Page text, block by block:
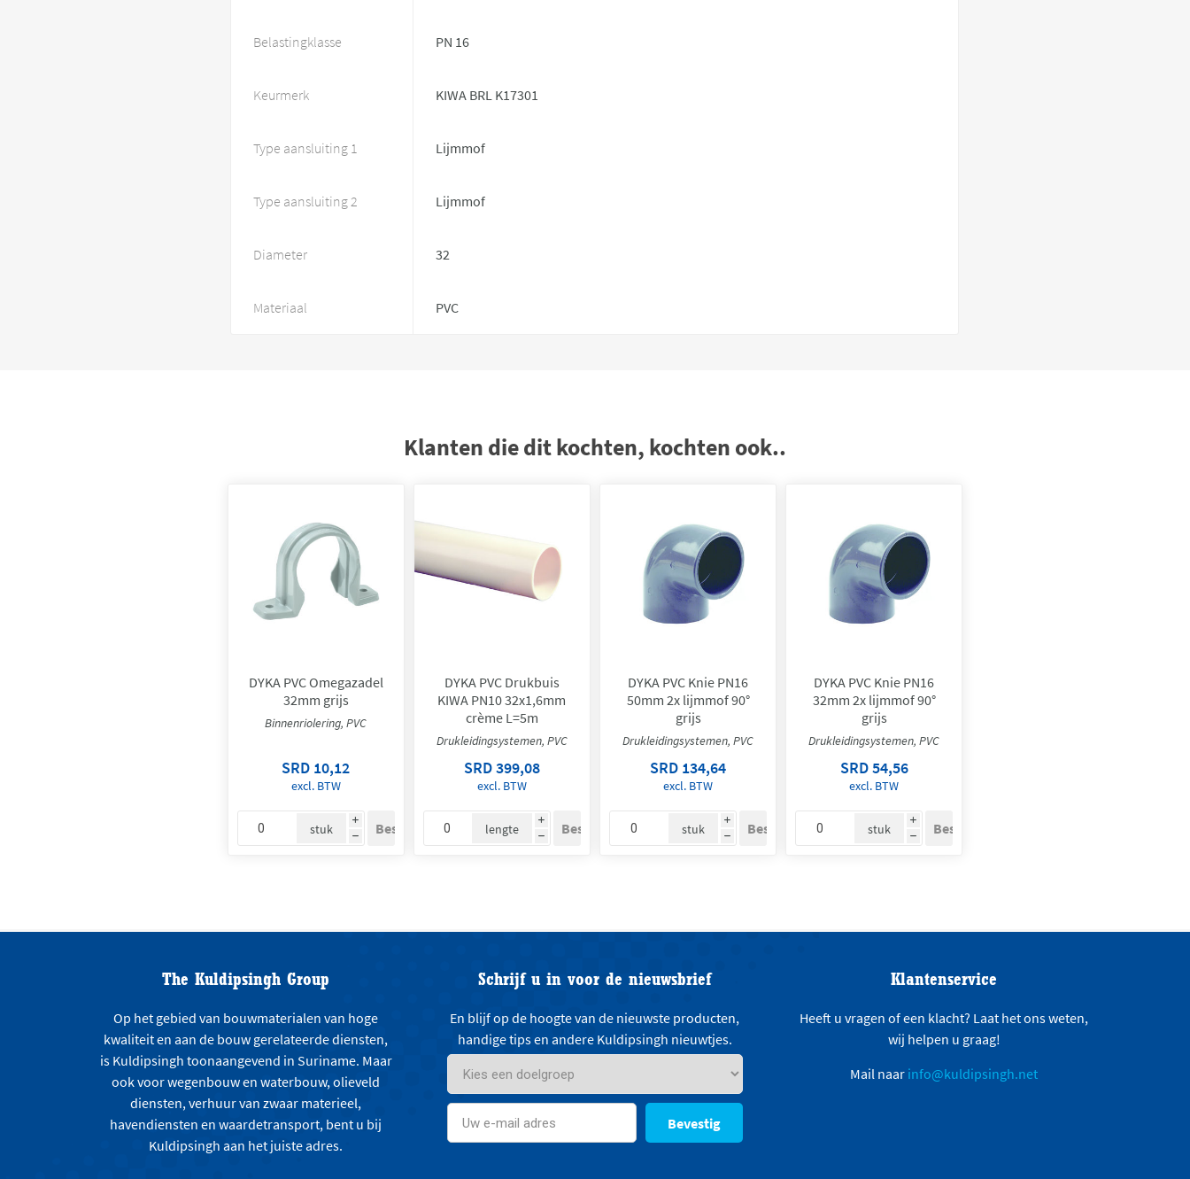
Belastingklasse PN 16
Keurmerk KIWA BRL K17301
Type aansluiting 1 Lijmmof
Type aansluiting 2 Lijmmof
Diameter 32
Materiaal PVC
Klanten die dit kochten, kochten ook..
DYKA PVC Omegazadel
32mm grijs
Binnenriolering, PVC
SRD 10,12
excl. BTW
i
h
stuk
DYKA PVC Drukbuis
KIWA PN10 32x1,6mm
crème L=5m
Drukleidingsystemen, PVC
SRD 399,08
excl. BTW
i
h
lengte
DYKA PVC Knie PN16
50mm 2x lijmmof 90°
grijs
Drukleidingsystemen, PVC
SRD 134,64
excl. BTW
i
h
stuk
DYKA PVC Knie PN16
32mm 2x lijmmof 90°
grijs
Drukleidingsystemen, PVC
SRD 54,56
excl. BTW
i
h
stuk
The Kuldipsingh Group
Op het gebied van bouwmaterialen van hoge
kwaliteit en aan de bouw gerelateerde diensten,
is Kuldipsingh toonaangevend in Suriname. Maar
ook voor wegenbouw en waterbouw, olieveld
diensten, verhuur van zwaar materieel,
havendiensten en waardetransport, bent u bij
Kuldipsingh aan het juiste adres.
Schrijf u in voor de nieuwsbrief
En blijf op de hoogte van de nieuwste producten,
handige tips en andere Kuldipsingh nieuwtjes.
Bevestig
Klantenservice
Heeft u vragen of een klacht? Laat het ons weten,
wij helpen u graag!
Mail naar info@kuldipsingh.net